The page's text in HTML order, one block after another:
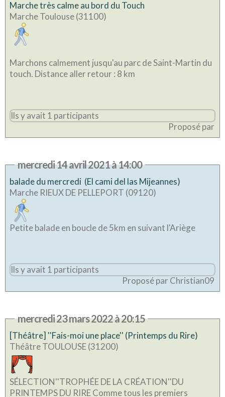
Marche très calme au bord du Touch
Marche Toulouse (31100)
Marchons calmement jusqu'au parc de Saint-Martin du
touch. Distance aller retour : 8 km
Ils y avait 1 participants
Proposé par
mercredi 14 avril 2021 à 14:00
balade du mercredi (El cami del las Mijeannes)
Marche RIEUX DE PELLEPORT (09120)
Petite balade en boucle de 5km en suivant l'Ariège
Ils y avait 1 participants
Proposé par Christian09
mercredi 23 mars 2022 à 20:15
[Théâtre] ''Fais-moi une place'' (Printemps du Rire)
Théâtre TOULOUSE (31200)
SÉLECTION''TROPHÉE DE LA CRÉATION''DU
PRINTEMPS DU RIRE Comme tous les premiers